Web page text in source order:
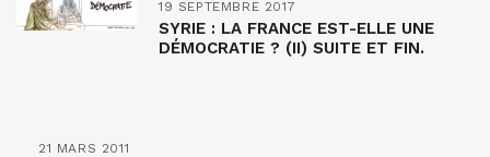
19 SEPTEMBRE 2017
SYRIE : LA FRANCE EST-ELLE UNE
DÉMOCRATIE ? (II) SUITE ET FIN.
21 MARS 2011